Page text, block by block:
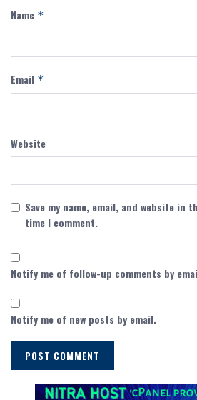
Name *
Email *
Website
Save my name, email, and website in
time I comment.
Notify me of follow-up comments by
Notify me of new posts by email.